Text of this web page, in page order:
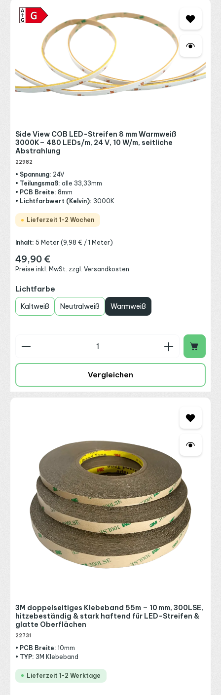
undLED Aluprofile
Installation – egal ob im privaten Wohnbereich, im Gewerbe
oder bei komplexen Lichtprojekten.
Side View COB LED-Streifen 8 mm Warmweiß
3000K– 480 LEDs/m, 24 V, 10 W/m, seitliche
Abstrahlung
22982
• Spannung: 24V
• Teilungsmaß: alle 33,33mm
• PCB Breite: 8mm
• Lichtfarbwert (Kelvin): 3000K
Lieferzeit 1-2 Wochen
Inhalt:5 Meter(9,98 € / 1 Meter)
Regulärer Preis:
49,90 €
Preise inkl. MwSt. zzgl. Versandkosten
Lichtfarbe
Kaltweiß Neutralweiß Warmweiß
Produkt Anzahl: Gib den gewünschten Wert
Vergleichen
3M doppelseitiges Klebeband 55m – 10 mm, 300LSE,
hitzebeständig & stark haftend für LED-Streifen &
glatte Oberflächen
22731
• PCB Breite: 10mm
• TYP: 3M Klebeband
Lieferzeit 1-2 Werktage